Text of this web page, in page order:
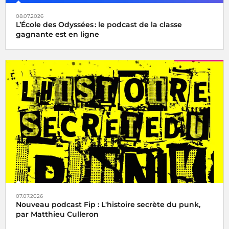
08.07.2026
L’École des Odyssées : le podcast de la classe
gagnante est en ligne
07.07.2026
Nouveau podcast Fip : L'histoire secrète du punk,
par Matthieu Culleron